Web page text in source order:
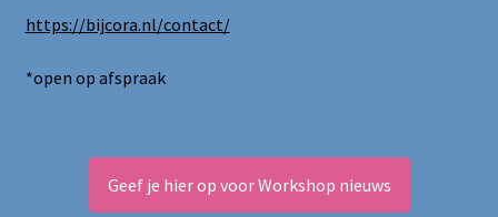
https://bijcora.nl/contact/
*open op afspraak
Geef je hier op voor Workshop nieuws